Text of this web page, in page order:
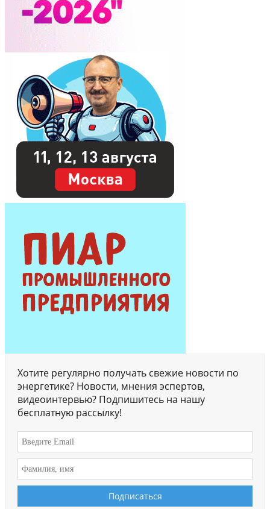
Хотите регулярно получать свежие новости по
энергетике? Новости, мнения эспертов,
видеоинтервью? Подпишитесь на нашу
бесплатную рассылку!